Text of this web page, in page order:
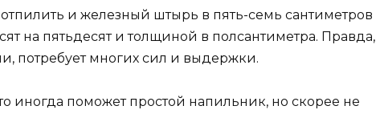
и железный штырь в пять-семь сантиметров
на пятьдесят и толщиной в полсантиметра. Правда,
потребует многих сил и выдержки.
иногда поможет простой напильник, но скорее не